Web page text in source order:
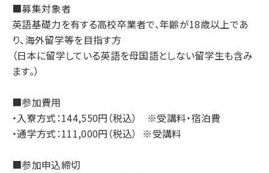
■募集対象者
英語基礎力を有する高校卒業者で、年齢が18歳以上であ
り、海外留学等を目指す方
（日本に留学している英語を母国語としない留学生も含み
ます。）
■参加費用
・入寮方式：144,550円（税込） ※受講料・宿泊費
・通学方式：111,000円（税込） ※受講料
■参加申込締切